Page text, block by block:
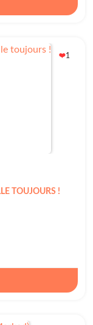
❤️1
TOUJOURS !